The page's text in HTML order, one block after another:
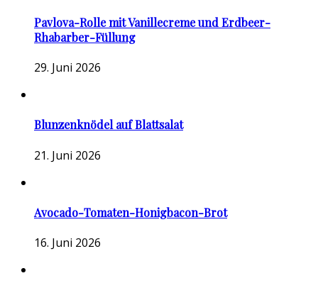
Pavlova-Rolle mit Vanillecreme und Erdbeer-
Rhabarber-Füllung
29. Juni 2026
Blunzenknödel auf Blattsalat
21. Juni 2026
Avocado-Tomaten-Honigbacon-Brot
16. Juni 2026